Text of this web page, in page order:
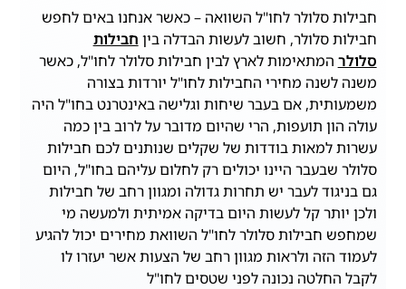
חבילות סלולר לחו"ל השוואה – כאשר אנחנו באים לחפש
חבילות סלולר, חשוב לעשות הבדלה בין חבילות
סלולר המתאימות לארץ לבין חבילות סלולר לחו"ל, כאשר
משנה לשנה מחירי החבילות לחו"ל יורדות בצורה
משמעותית, אם בעבר שיחות וגלישה באינטרנט בחו"ל היה
עולה הון תועפות, הרי שהיום מדובר על לרוב בין כמה
עשרות למאות בודדות של שקלים שנותנים לכם חבילות
סלולר שבעבר היינו יכולים רק לחלום עליהם בחו"ל, היום
גם בניגוד לעבר יש תחרות גדולה ומגוון רחב של חבילות
ולכן יותר קל לעשות היום בדיקה אמיתית ולמעשה מי
שמחפש חבילות סלולר לחו"ל השוואת מחירים יכול להגיע
לעמוד הזה ולראות מגוון רחב של הצעות אשר יעזרו לו
לקבל החלטה נכונה לפני שטסים לחו"ל